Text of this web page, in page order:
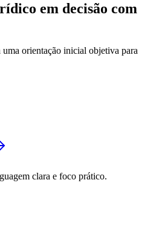
em decisão com
uma orientação inicial objetiva para
clara e foco prático.